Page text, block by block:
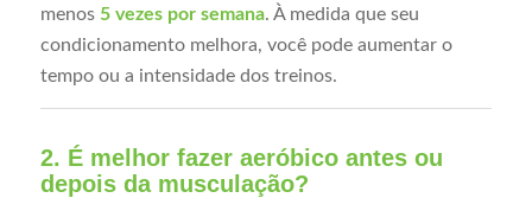
menos 5 vezes por semana. À medida que seu
condicionamento melhora, você pode aumentar o
tempo ou a intensidade dos treinos.
2. É melhor fazer aeróbico antes ou
depois da musculação?